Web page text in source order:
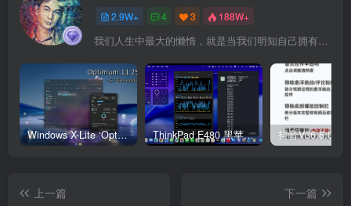
2.9W+ 4 3 188W+
我们人生中最大的懒惰，就是当我们明知自己拥有作出选择的能力，却不去主动改变而是放任它的生活态度
Windows X-Lite ‘Optimum 11’ 25H2 Pro v2 ThinkPad E480 黑苹果完美Tahoe的EFI分享（2026.03.01更新） 抖音V36.5.0 内
上一篇
下一篇